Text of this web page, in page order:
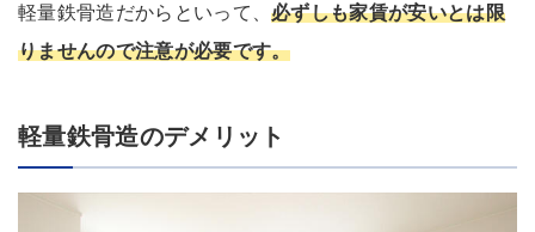
軽量鉄骨造だからといって、必ずしも家賃が安いとは限
りませんので注意が必要です。
軽量鉄骨造のデメリット